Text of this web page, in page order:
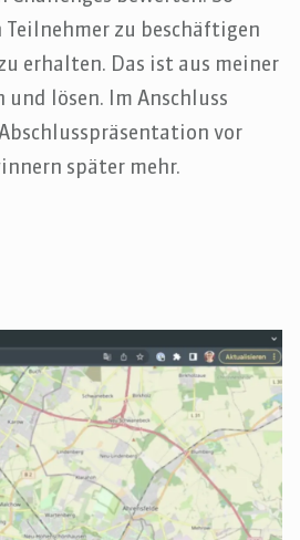
Teilnehmer zu beschäftigen
erhalten. Das ist aus meiner
und lösen. Im Anschluss
vor
später mehr.